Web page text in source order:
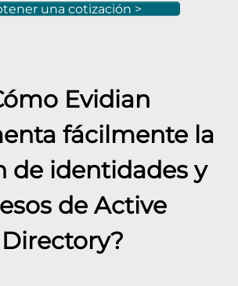
una cotización >
Evidian
fácilmente la
de identidades y
de Active
Directory?